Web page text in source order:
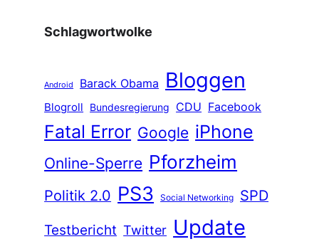
Schlagwortwolke
Android Barack Obama Bloggen
Blogroll Bundesregierung CDU Facebook
Fatal Error Google iPhone
Online-Sperre Pforzheim
Politik 2.0 PS3 Social Networking
SPD
Testbericht Twitter Update